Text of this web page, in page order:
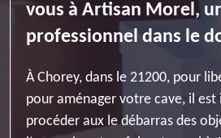
vous à Artisan Morel,
professionnel dans le
À Chorey, dans le 21200, pour
pour aménager votre cave, il est
procéder aux le débarras des